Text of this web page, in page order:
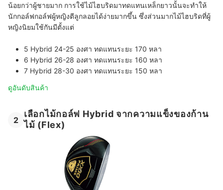
น้อยกว่าผู้ชายมาก การใช้ไม้ไฮบริดมาทดแทนเหล็กยาวนั้นจะทำให้
นักกอล์ฟกอล์ฟผู้หญิงตีลูกลอยได้ง่ายมากขึ้น ซึ่งส่วนมากไม้ไฮบริดที่ผู้
หญิงนิยมใช้กันมีตั้งแต่
5 Hybrid 24-25 องศา ทดแทนระยะ 170 หลา
6 Hybrid 26-28 องศา ทดแทนระยะ 160 หลา
7 Hybrid 28-30 องศา ทดแทนระยะ 150 หลา
ดูอันดับสินค้า
2
เลือกไม้กอล์ฟ Hybrid จากความแข็งของก้าน
ไม้ (Flex)